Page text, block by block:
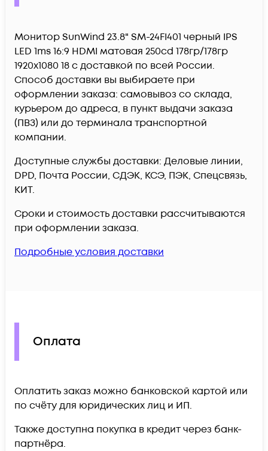
Монитор SunWind 23.8" SM-24FI401 черный IPS
LED 1ms 16:9 HDMI матовая 250cd 178гр/178гр
1920x1080 18 c доставкой по всей России.
Способ доставки вы выбираете при
оформлении заказа: самовывоз со склада,
курьером до адреса, в пункт выдачи заказа
(ПВЗ) или до терминала транспортной
компании.
Доступные службы доставки: Деловые линии,
DPD, Почта России, СДЭК, КСЭ, ПЭК, Спецсвязь,
КИТ.
Сроки и стоимость доставки рассчитываются
при оформлении заказа.
Подробные условия доставки
Оплата
Оплатить заказ можно банковской картой или
по счёту для юридических лиц и ИП.
Также доступна покупка в кредит через банк-
партнёра.